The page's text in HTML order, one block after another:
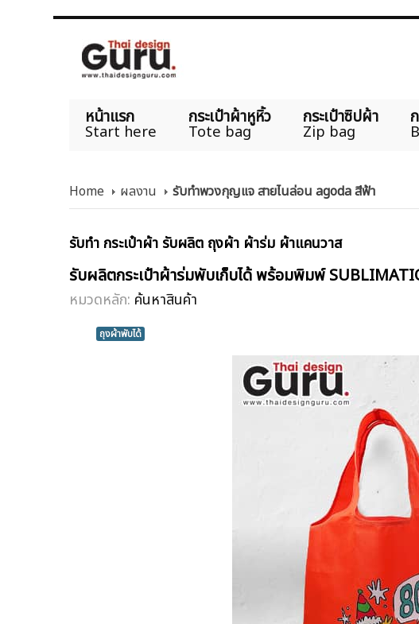
หน้าแรก
Start here
กระเป๋าผ้าหูหิ้ว
Tote bag
กระเป๋าซิปผ้า
Zip bag
Home ผลงาน รับทำพวงกุญแจ สายไนล่อน agoda สีฟ้า
รับทำ กระเป๋าผ้า รับผลิต ถุงผ้า ผ้าร่ม ผ้าแคนวาส
รับผลิตกระเป๋าผ้าร่มพับเก็บได้ พร้อมพิมพ์
หมวดหลัก: ค้นหาสินค้า
ถุงผ้าพับได้